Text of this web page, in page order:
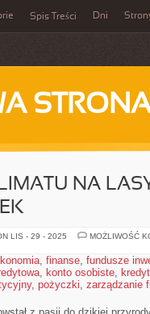
Spis Treści Dni
NA
LIS - 29 - 2025
MOŻLIWOŚĆ
, finanse, fundusze
, konto osobiste,
, pożyczki, zarządzanie